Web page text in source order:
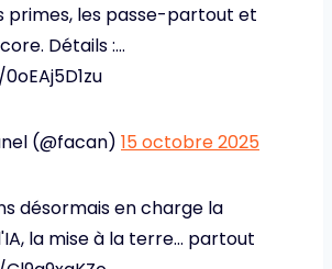
primes, les passe-partout et
Détails :…
(@facan) 15 octobre 2025
désormais en charge la
la mise à la terre… partout